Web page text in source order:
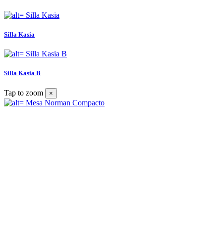
Silla Kasia
Silla Kasia B
Tap to zoom ×